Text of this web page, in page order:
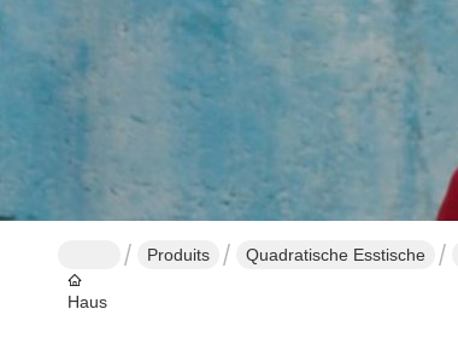
Haus
Produits Quadratische Esstische